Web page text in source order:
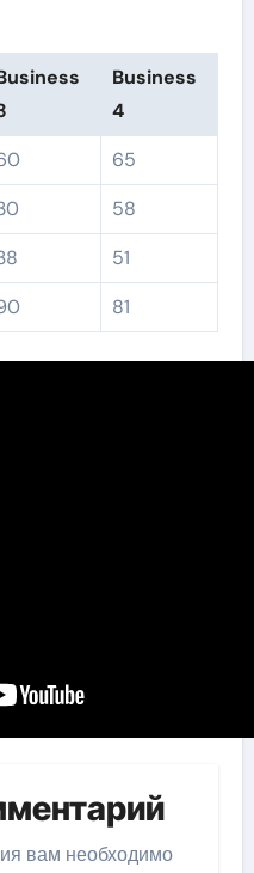
Business
4
65
58
51
81
вам необходимо